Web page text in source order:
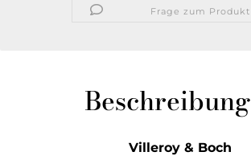
Frage zum Produkt
Beschreibung
Villeroy & Boch